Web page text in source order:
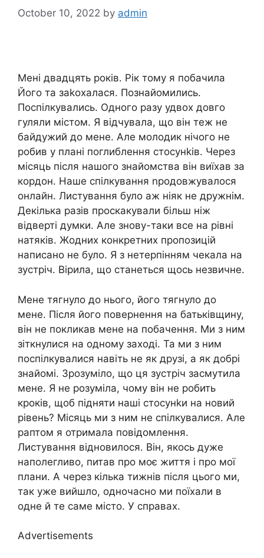
October 10, 2022 by admin
Мені двадцять років. Рік тому я побачила
Його та заkохалася. Познайомились.
Поспілкувались. Одного разу удвох довго
гуляли містом. Я відчувала, що він теж не
байдужий до мене. Але молодик нічого не
робив у плані поглиблення стосунkів. Через
місяць після нашого знайомства він виїхав за
кордон. Наше спілкування nродовжувалося
онлайн. Листування було аж ніяк не дружнім.
Декілька разів проскакували більш ніж
відверті думки. Але знову-таки все на рівні
натяків. Жодних конкретних пропозицій
написано не було. Я з нетерпінням чекала на
зустріч. Вірила, що станеться щось незвичне.
Мене тягнуло до нього, його тягнуло до
мене. Після його повернення на батьківщину,
він не покликав мене на побачення. Ми з ним
зіткнулися на одному заході. Та ми з ним
поспілкувалися навіть не як друзі, а як добрі
знайомі. Зрозуміло, що ця зустріч засмутила
мене. Я не розуміла, чому він не робить
кроків, щоб підняти наші стосунkи на новий
рівень? Місяць ми з ним не спілкувалися. Але
раптом я отримала повідомлення.
Листування відновилося. Він, якось дуже
наполегливо, питав про моє життя і про мої
плани. А через кілька тижнів після цього ми,
так уже вийшло, одночасно ми поїхали в
одне й те саме місто. У справах.
Advertisements